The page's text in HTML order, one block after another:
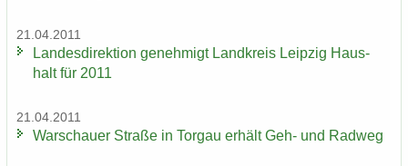
21.04.2011
Lan­des­di­rek­ti­on ge­neh­migt Land­kreis Leip­zig Haus­
halt für 2011
21.04.2011
War­schau­er Stra­ße in Tor­gau er­hält Geh- und Rad­weg